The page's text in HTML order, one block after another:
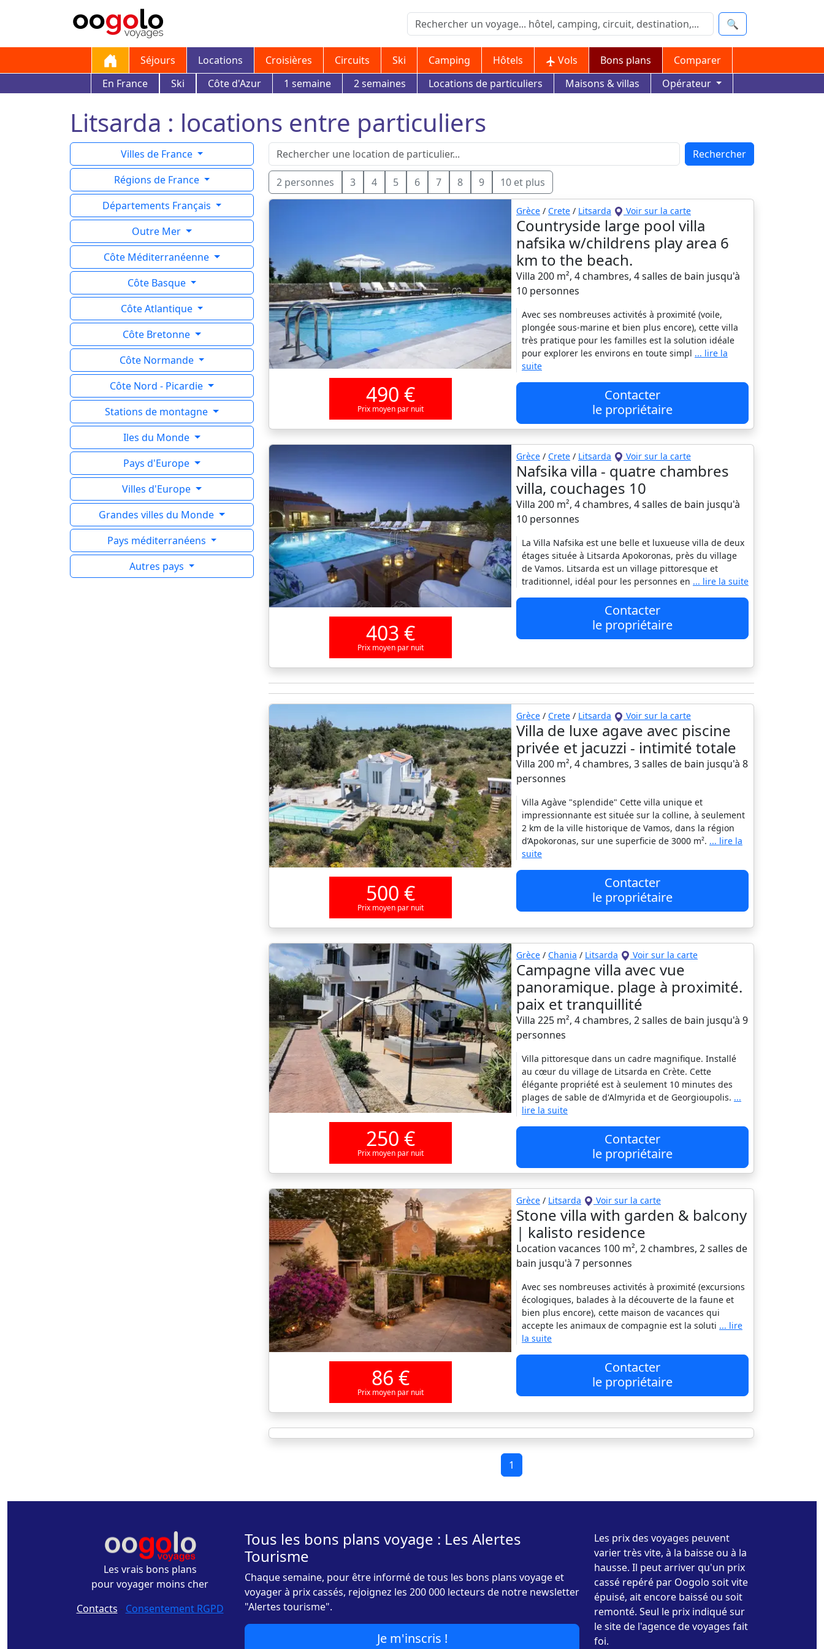
🔍
Séjours Locations Croisières Circuits Ski Camping Hôtels Vols Bons plans
Comparer
En France
Ski Côte d'Azur 1 semaine 2 semaines Locations de particuliers Maisons & villas Opérateur
Litsarda : locations entre particuliers
Villes de France
Régions de France
Départements Français
Outre Mer
Côte Méditerranéenne
Côte Basque
Côte Atlantique
Côte Bretonne
Côte Normande
Côte Nord - Picardie
Stations de montagne
Iles du Monde
Pays d'Europe
Villes d'Europe
Grandes villes du Monde
Pays méditerranéens
Autres pays
Rechercher
2 personnes 3 4 5 6 7 8 9 10 et plus
490 €
Prix moyen par nuit
Grèce / Crete / Litsarda Voir sur la carte
Countryside large pool villa
nafsika w/childrens play area 6
km to the beach.
Villa 200 m², 4 chambres, 4 salles de bain jusqu'à
10 personnes
Avec ses nombreuses activités à proximité (voile,
plongée sous-marine et bien plus encore), cette villa
très pratique pour les familles est la solution idéale
pour explorer les environs en toute simpl ... lire la
suite
Contacter
le propriétaire
403 €
Prix moyen par nuit
Grèce / Crete / Litsarda Voir sur la carte
Nafsika villa - quatre chambres
villa, couchages 10
Villa 200 m², 4 chambres, 4 salles de bain jusqu'à
10 personnes
La Villa Nafsika est une belle et luxueuse villa de deux
étages située à Litsarda Apokoronas, près du village
de Vamos. Litsarda est un village pittoresque et
traditionnel, idéal pour les personnes en ... lire la suite
Contacter
le propriétaire
500 €
Prix moyen par nuit
Grèce / Crete / Litsarda Voir sur la carte
Villa de luxe agave avec piscine
privée et jacuzzi - intimité totale
Villa 200 m², 4 chambres, 3 salles de bain jusqu'à 8
personnes
Villa Agàve "splendide" Cette villa unique et
impressionnante est située sur la colline, à seulement
2 km de la ville historique de Vamos, dans la région
d’Apokoronas, sur une superficie de 3000 m². ... lire la
suite
Contacter
le propriétaire
250 €
Prix moyen par nuit
Grèce / Chania / Litsarda Voir sur la carte
Campagne villa avec vue
panoramique. plage à proximité.
paix et tranquillité
Villa 225 m², 4 chambres, 2 salles de bain jusqu'à 9
personnes
Villa pittoresque dans un cadre magnifique. Installé
au cœur du village de Litsarda en Crète. Cette
élégante propriété est à seulement 10 minutes des
plages de sable de d'Almyrida et de Georgioupolis. ...
lire la suite
Contacter
le propriétaire
86 €
Prix moyen par nuit
Grèce / Litsarda Voir sur la carte
Stone villa with garden & balcony
| kalisto residence
Location vacances 100 m², 2 chambres, 2 salles de
bain jusqu'à 7 personnes
Avec ses nombreuses activités à proximité (excursions
écologiques, balades à la découverte de la faune et
bien plus encore), cette maison de vacances qui
accepte les animaux de compagnie est la soluti ... lire
la suite
Contacter
le propriétaire
1
Les vrais bons plans
pour voyager moins cher
Contacts - Consentement RGPD
Tous les bons plans voyage : Les Alertes
Tourisme
Chaque semaine, pour être informé de tous les bons plans voyage et
voyager à prix cassés, rejoignez les 200 000 lecteurs de notre newsletter
"Alertes tourisme".
Je m'inscris !
Les prix des voyages peuvent
varier très vite, à la baisse ou à la
hausse. Il peut arriver qu'un prix
cassé repéré par Oogolo soit vite
épuisé, ait encore baissé ou soit
remonté. Seul le prix indiqué sur
le site de l'agence de voyages fait
foi.